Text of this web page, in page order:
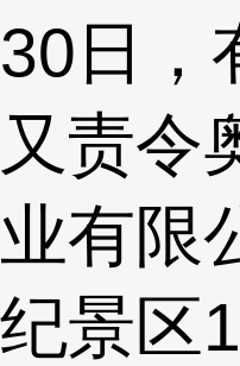
30日，
又责令
业有限
纪景区